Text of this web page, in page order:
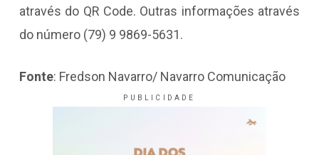
através do QR Code. Outras informações através
do número (79) 9 9869-5631.
Fonte: Fredson Navarro/ Navarro Comunicação